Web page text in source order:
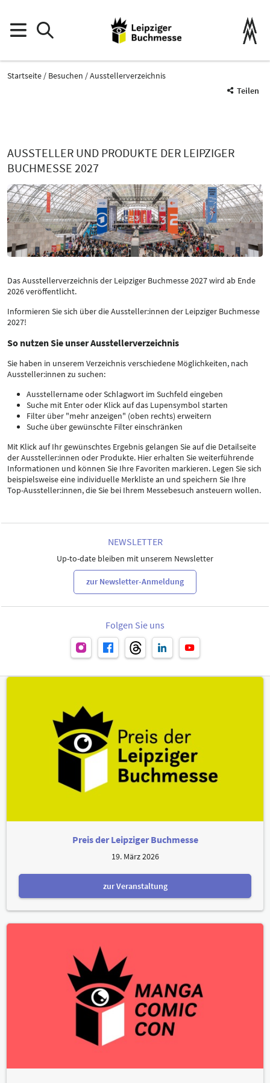
Startseite Besuchen
Ausstellerverzeichnis
Teilen
AUSSTELLER UND PRODUKTE DER LEIPZIGER
BUCHMESSE 2027
Das Ausstellerverzeichnis der Leipziger Buchmesse 2027 wird ab Ende
2026 veröffentlicht.
Informieren Sie sich über die Aussteller:innen der Leipziger Buchmesse
2027!
So nutzen Sie unser Ausstellerverzeichnis
Sie haben in unserem Verzeichnis verschiedene Möglichkeiten, nach
Aussteller:innen zu suchen:
Ausstellername oder Schlagwort im Suchfeld eingeben
Suche mit Enter oder Klick auf das Lupensymbol starten
Filter über "mehr anzeigen" (oben rechts) erweitern
Suche über gewünschte Filter einschränken
Mit Klick auf Ihr gewünschtes Ergebnis gelangen Sie auf die Detailseite
der Aussteller:innen oder Produkte. Hier erhalten Sie weiterführende
Informationen und können Sie Ihre Favoriten markieren. Legen Sie sich
beispielsweise eine individuelle Merkliste an und speichern Sie Ihre
Top-Aussteller:innen, die Sie bei Ihrem Messebesuch ansteuern wollen.
NEWSLETTER
Up-to-date bleiben mit unserem Newsletter
zur Newsletter-Anmeldung
Folgen Sie uns
Preis der Leipziger Buchmesse
19. März 2026
zur Veranstaltung